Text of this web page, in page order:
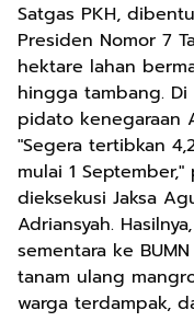
Satgas PKH,
Presiden Nomor 7
hektare lahan
hingga tambang. Di
pidato kenegaraan
"Segera tertibkan
mulai 1
dieksekusi Jaksa
Adriansyah.
sementara ke
tanam ulang
warga terdampak,